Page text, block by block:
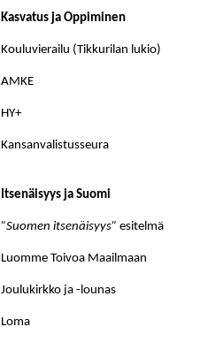
Kasvatus ja Oppiminen
Kouluvierailu (Tikkurilan lukio)
AMKE
HY+
Kansanvalistusseura
Itsenäisyys ja Suomi
”Suomen itsenäisyys” esitelmä
Luomme Toivoa Maailmaan
Joulukirkko ja -lounas
Loma